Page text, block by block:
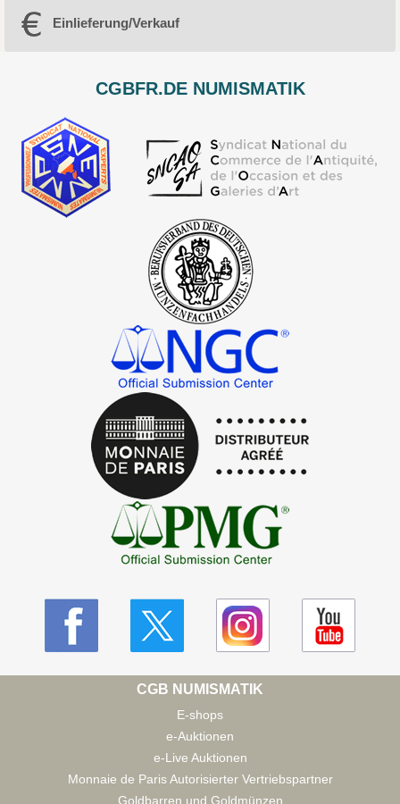
Einlieferung/Verkauf
CGBFR.DE NUMISMATIK
CGB NUMISMATIK
E-shops
e-Auktionen
e-Live Auktionen
Monnaie de Paris Autorisierter Vertriebspartner
Goldbarren und Goldmünzen